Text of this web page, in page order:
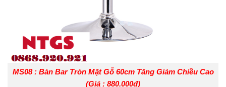
MS08 : Bàn Bar Tròn Mặt Gỗ 60cm Tăng Giảm Chiều Cao
(Giá : 880.000đ)